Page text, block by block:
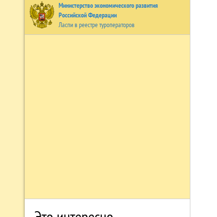
Министерство экономического развития
Российской Федерации
Ласпи в реестре туроператоров